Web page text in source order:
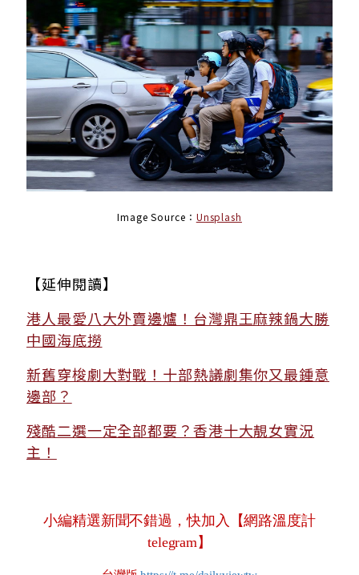
Image Source： Unsplash
【延伸閱讀】
港人最愛八大外賣邊爐！台灣鼎王麻辣鍋大勝
中國海底撈
新舊穿梭劇大對戰！十部熱議劇集你又最鍾意
邊部？
殘酷二選一定全部都要？香港十大靚女實況
主！
小編精選新聞不錯過，快加入【網路溫度計
telegram】